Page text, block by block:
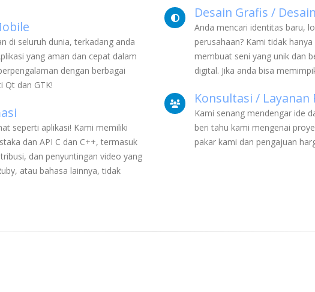
di seluruh dunia, terkadang anda
yang aman dan cepat dalam
dengan berbagai
Qt dan GTK!
seperti aplikasi! Kami memiliki
dan API C dan C++, termasuk
dan penyuntingan video yang
atau bahasa lainnya, tidak
Desain Grafis /
Anda mencari identitas baru,
perusahaan? Kami tidak
membuat seni yang unik dan
digital. Jika anda bisa
Konsultasi / Layanan
Kami senang mendengar ide
beri tahu kami mengenai
pakar kami dan pengajuan